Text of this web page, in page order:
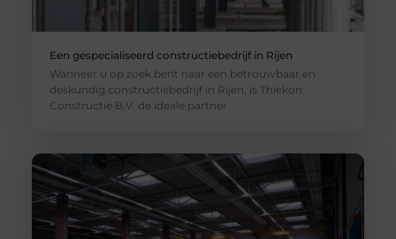
Een gespecialiseerd constructiebedrijf in Rijen
Wanneer u op zoek bent naar een betrouwbaar en
deskundig constructiebedrijf in Rijen, is Thiekon
Constructie B.V. de ideale partner